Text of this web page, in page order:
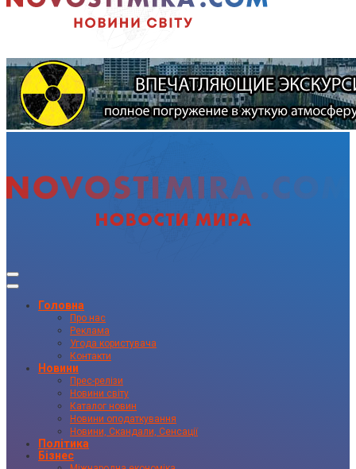
Головна
Про нас
Реклама
Угода користувача
Контакти
Новини
Прес-релізи
Новини світу
Каталог новин
Новини оподаткування
Новини, Скандали, Сенсації
Політика
Бізнес